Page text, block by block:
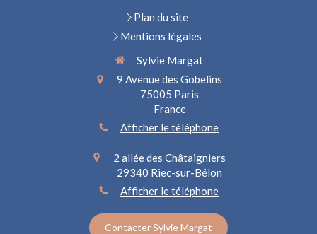
Plan du site
Mentions légales
Sylvie Margat
9 Avenue des Gobelins
75005 Paris
France
Afficher le téléphone
2 allée des Châtaigniers
29340 Riec-sur-Bélon
Afficher le téléphone
Contacter Sylvie Margat